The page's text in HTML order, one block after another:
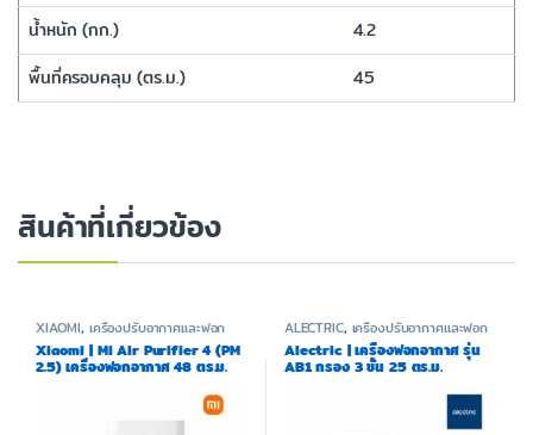
สินค้าที่เกี่ยวข้อง
XIAOMI, เครื่องปรับอากาศและฟอก
อากาศ
Xiaomi | Mi Air Purifier 4 (PM
2.5) เครื่องฟอกอากาศ 48 ตร.ม.
ประกันร้าน 1 ปี
ALECTRIC, เครื่องปรับอากาศและฟอก
อากาศ
Alectric | เครื่องฟอกอากาศ รุ่น
AB1 กรอง 3 ชั้น 25 ตร.ม.
น้ำหนัก (กก.)
4.2
พื้นที่ครอบคลุม (ตร.ม.)
45